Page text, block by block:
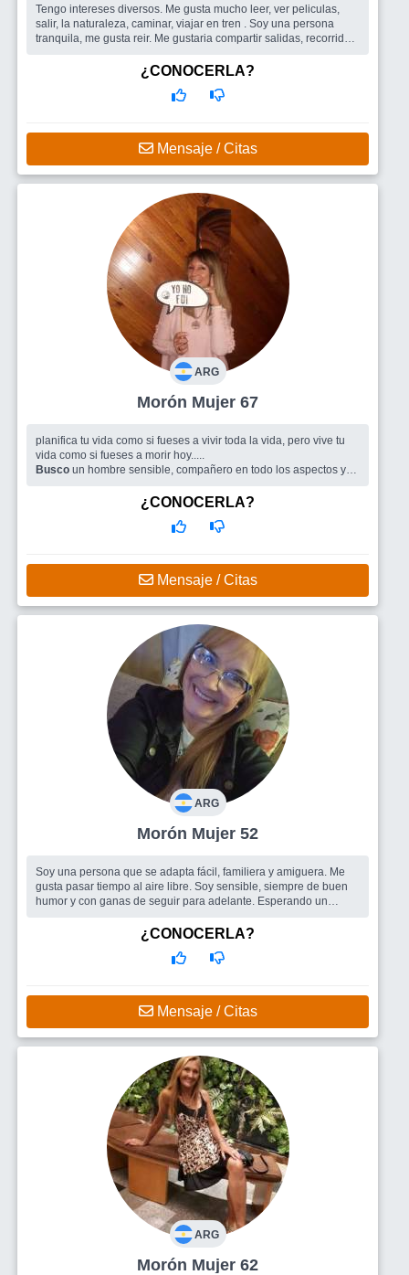
Tengo intereses diversos. Me gusta mucho leer, ver peliculas,
salir, la naturaleza, caminar, viajar en tren . Soy una persona
tranquila, me gusta reir. Me gustaria compartir salidas, recorridas,
AMIGOS PARA SALIR, INDISTINTO
¿CONOCERLA?
Mensaje / Citas
ARG
Morón Mujer 67
planifica tu vida como si fueses a vivir toda la vida, pero vive tu
vida como si fueses a morir hoy.....
Busco un hombre sensible, compañero en todo los aspectos y
¿CONOCERLA?
Mensaje / Citas
ARG
Morón Mujer 52
Soy una persona que se adapta fácil, familiera y amiguera. Me
gusta pasar tiempo al aire libre. Soy sensible, siempre de buen
humor y con ganas de seguir para adelante. Esperando un
Me gustaría encontrar un hombre, que quiera tener una
sana y honesta relación.
¿CONOCERLA?
Mensaje / Citas
ARG
Morón Mujer 62